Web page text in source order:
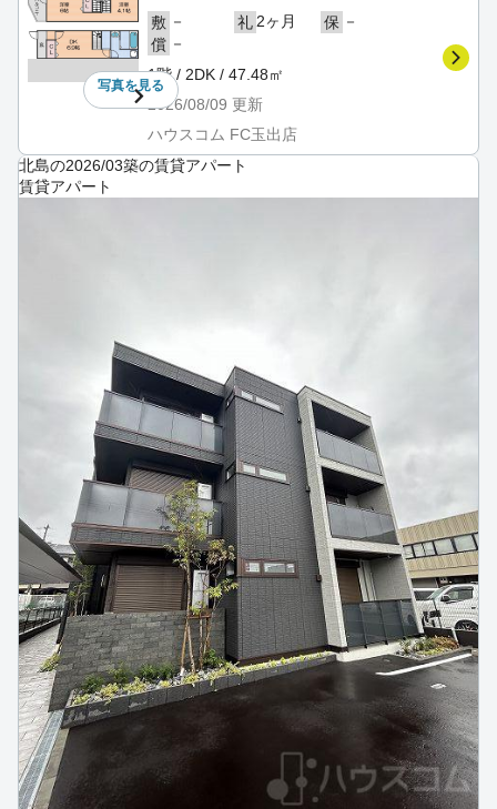
写真を見る
敷 － 礼 2ヶ月 保 －
償 －
1階 / 2DK / 47.48㎡
2026/08/09 更新
ハウスコム FC玉出店
北島の2026/03築の賃貸アパート
賃貸アパート